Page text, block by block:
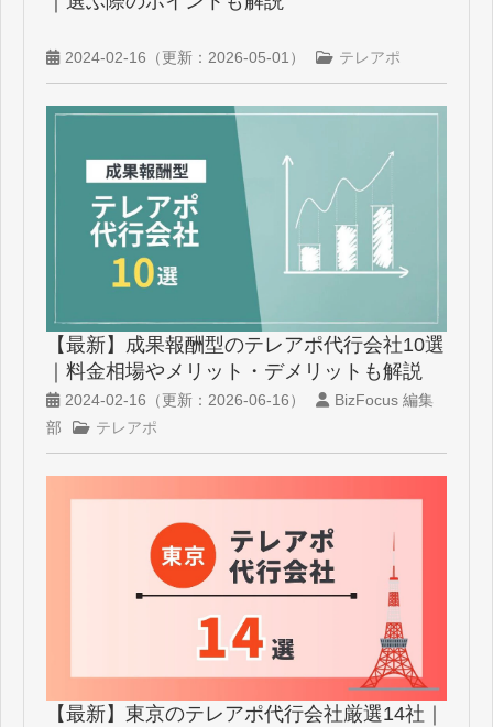
2024-02-16 （更新： 2026-05-01 ） テレアポ
【最新】成果報酬型のテレアポ代行会社10選
｜料金相場やメリット・デメリットも解説
2024-02-16 （更新： 2026-06-16）
BizFocus 編集
部
テレアポ
【最新】東京のテレアポ代行会社厳選14社｜